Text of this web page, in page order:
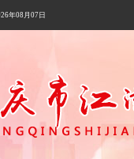
年08月07日